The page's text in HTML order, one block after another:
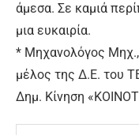
άμεσα. Σε καμιά
μια ευκαιρία.
* Μηχανολόγος Μηχ.,
μέλος της Δ.Ε. του
Δημ. Κίνηση